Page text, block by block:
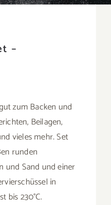
–
zum Backen und
Beilagen,
vieles mehr. Set
runden
und Sand und einer
in
bis 230°C.